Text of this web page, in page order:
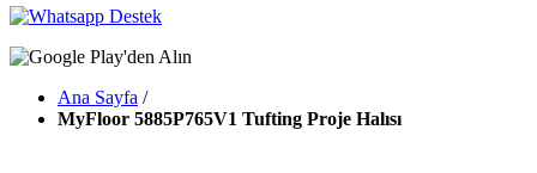
Ana Sayfa /
MyFloor 5885P765V1 Tufting Proje Halısı